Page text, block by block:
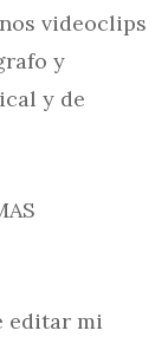
videoclips
y
y de
editar mi